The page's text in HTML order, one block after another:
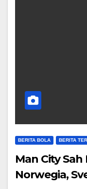
BERITA BOLA BERITA
Man City
Norwegia,